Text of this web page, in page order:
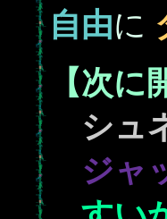
自由に
【次
シュ
ジャ